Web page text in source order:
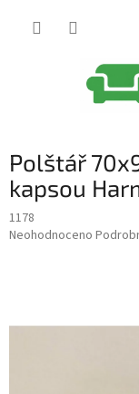
Polštář
kapsou
1178
Průměrné
z
Neohodnoceno